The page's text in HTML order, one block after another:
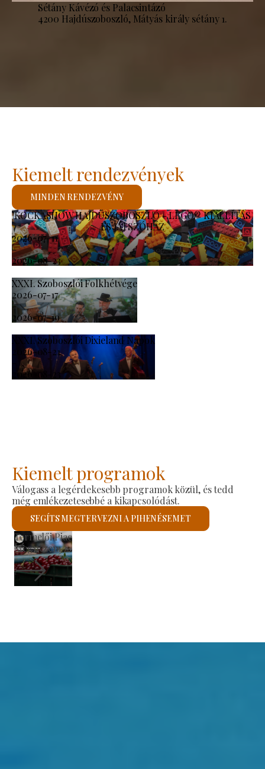
Sétány Kávézó és Palacsintázó
4200 Hajdúszoboszló, Mátyás király sétány 1.
KOCKASHOW HAJDÚSZOBOSZLÓ - LEGO® KIÁLLÍTÁS
ÉS JÁTSZÓHÁZ
2026-07-11
-
2026-08-23
XXXI. Szoboszlói Folkhétvége
2026-07-17
-
2026-07-19
XXXI. Szoboszlói Dixieland Napok
2026-08-21
-
2026-08-23
Kiemelt rendezvények
MINDEN RENDEZVÉNY
Kiemelt programok
Válogass a legérdekesebb programok közül, és tedd
még emlékezetesebbé a kikapcsolódást.
SEGÍTS MEGTERVEZNI A PIHENÉSEMET
Szent László Római Katolikus Templom
Megnézem